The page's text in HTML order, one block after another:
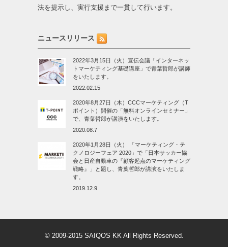
法を提示し、実行支援まで一貫して行います。
ニュースリリース
2022年3月15日（火）宣伝会議「インターネッ
トマーケティング基礎講座」で青葉哲郎が講師
をいたします。
2022.02.15
2020年8月27日（木）CCCマーケティング（T
ポイント）開催の「無料オンラインセミナー」
で、青葉哲郎が講演をいたします。
2020.08.7
2020年1月28日（火） 「マーケティング・テ
クノロジーフェア 2020」で「日本サッカー協
会と日産自動車の『顧客起点のマーケティング
戦略』」と題し、青葉哲郎が講演をいたしま
す。
2019.12.9
© 2009-2015 SAIQOS KK All Rights Reserved.